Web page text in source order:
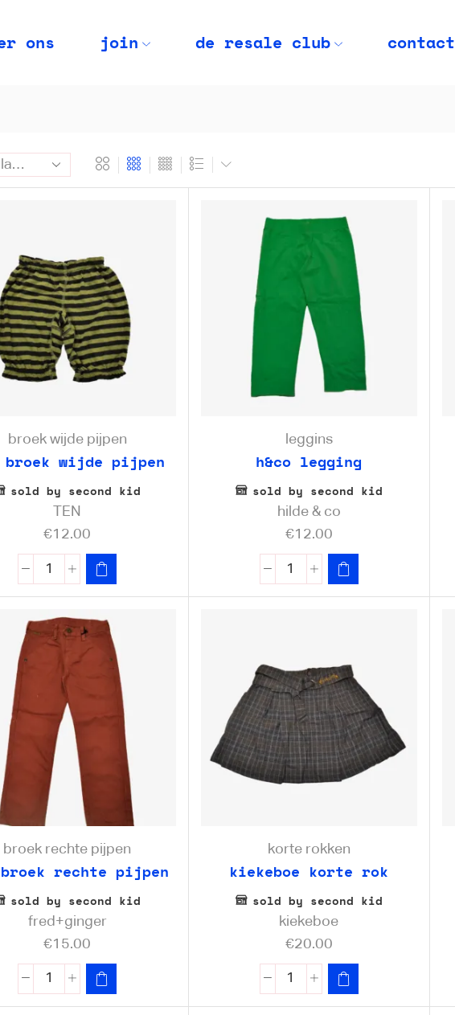
ons join de resale club contact
broek wijde pijpen
wijde pijpen
sold by second kid
TEN
€12.00
leggins
h&co legging
sold by second kid
hilde & co
€12.00
broek rechte pijpen
rechte pijpen
sold by second kid
fred+ginger
€15.00
korte rokken
kiekeboe korte rok
sold by second kid
kiekeboe
€20.00